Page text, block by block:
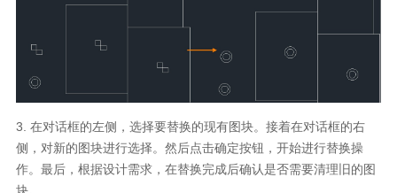
3. 在对话框的左侧，选择要替换的现有图块。接着在对话框的右
侧，对新的图块进行选择。然后点击确定按钮，开始进行替换操
作。最后，根据设计需求，在替换完成后确认是否需要清理旧的图